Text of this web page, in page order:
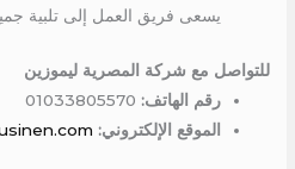
يسعى فريق العمل إلى تلبية
للتواصل مع شركة المصرية ليموزين
رقم الهاتف:
الموقع الإلكتروني: